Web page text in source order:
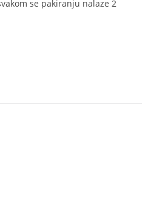
se pakiranju nalaze 2